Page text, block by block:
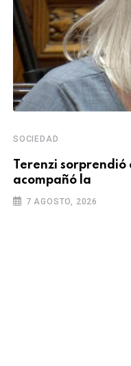
SOCIEDAD
Terenzi sorprendió
acompañó la
7 AGOSTO, 2026